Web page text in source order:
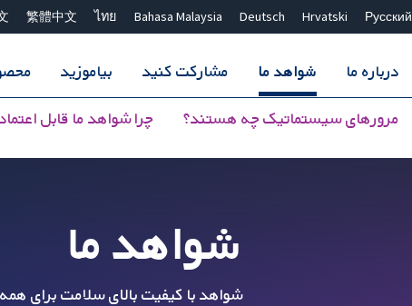
Русский
Hrvatski
Deutsch
Bahasa Malaysia
ไทย
繁體中文
درباره ما شواهد ما
مرورهای سیستماتیک چه هستند؟ چرا شواهد ما قابل
مشارکت کنید بیاموزید
شواهد ما
شواهد با کیفیت بالای سلامت برای همه